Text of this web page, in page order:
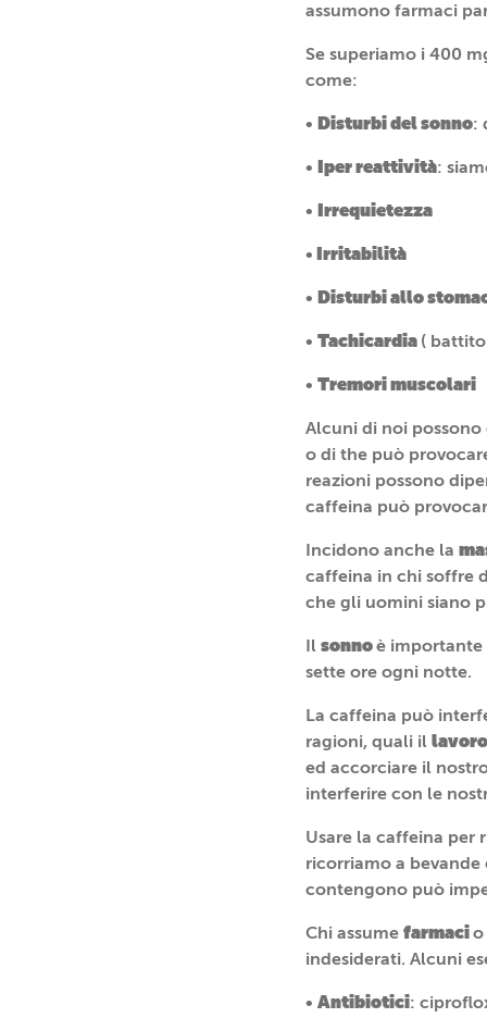
assumono farmaci
Se superiamo i 400
come:
• Disturbi del sonno:
• Iper reattività:
• Irrequietezza
• Irritabilità
• Disturbi allo
• Tachicardia (
• Tremori muscolari
Alcuni di noi
o di the può
reazioni possono
caffeina può
Incidono anche la
caffeina in chi soffre
che gli uomini siano
Il sonnoè importante
sette ore ogni notte.
La caffeina può
ragioni, quali il lavoro
ed accorciare il
interferire con le
Usare la caffeina per
ricorriamo a
contengono può
Chi assume farmacio
indesiderati. Alcuni
• Antibiotici: